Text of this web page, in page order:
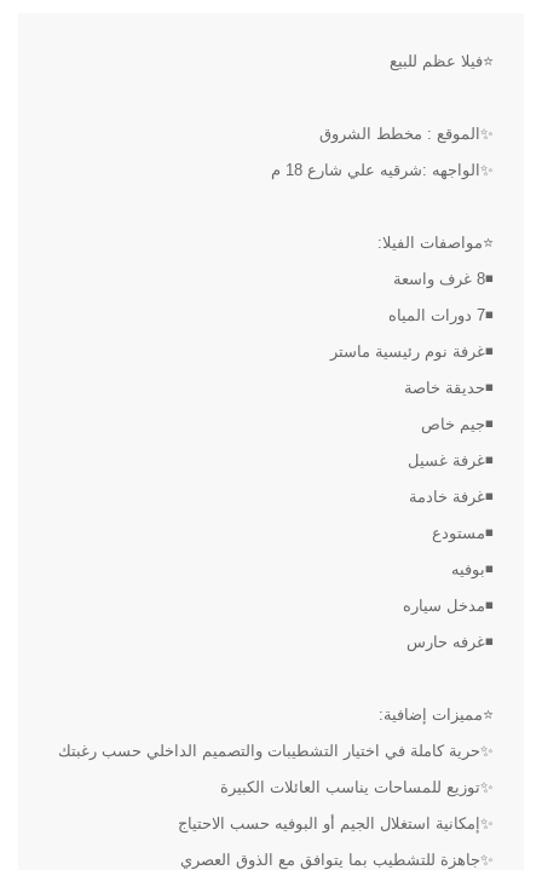
⭐فيلا عظم للبيع
✨الموقع : مخطط الشروق
✨الواجهه :شرقيه علي شارع 18 م
⭐مواصفات الفيلا:
◾8 غرف واسعة
◾7 دورات المياه
◾غرفة نوم رئيسية ماستر
◾حديقة خاصة
◾جيم خاص
◾غرفة غسيل
◾غرفة خادمة
◾مستودع
◾بوفيه
◾مدخل سياره
◾غرفه حارس
⭐مميزات إضافية:
✨حرية كاملة في اختيار التشطيبات والتصميم الداخلي حسب رغبتك
✨توزيع للمساحات يناسب العائلات الكبيرة
✨إمكانية استغلال الجيم أو البوفيه حسب الاحتياج
✨جاهزة للتشطيب بما يتوافق مع الذوق العصري